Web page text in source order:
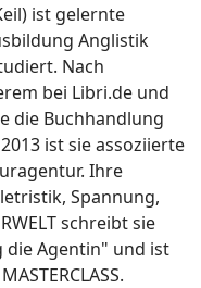
ist gelernte
Anglistik
Nach
bei Libri.de und
die Buchhandlung
ist sie assoziierte
Ihre
Spannung,
schreibt sie
die Agentin" und ist